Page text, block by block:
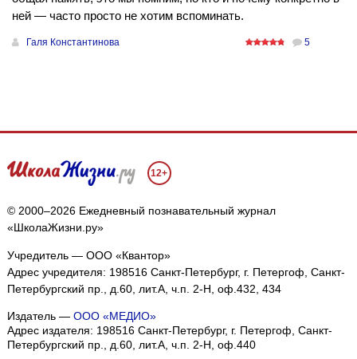
ней — часто просто не хотим вспоминать.
Галя Константинова 5
12+
© 2000–2026 Ежедневный познавательный журнал
«ШколаЖизни.ру»
Учредитель — ООО «Квантор»
Адрес учредителя: 198516 Санкт-Петербург, г. Петергоф, Санкт-
Петербургский пр., д.60, лит.А, ч.п. 2-Н, оф.432, 434
Издатель — ООО «МЕДИО»
Адрес издателя: 198516 Санкт-Петербург, г. Петергоф, Санкт-
Петербургский пр., д.60, лит.А, ч.п. 2-Н, оф.440